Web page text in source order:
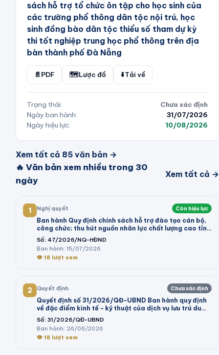
sách hỗ trợ tổ chức ôn tập cho học sinh của
các trường phổ thông dân tộc nội trú, học
sinh đồng bào dân tộc thiểu số tham dự kỳ
thi tốt nghiệp trung học phổ thông trên địa
bàn thành phố Đà Nẵng
📄 PDF 🗺️Lược đồ ⬇️Tải về
Trạng thái:
Chưa xác định
Ngày ban hành:
31/07/2026
Ngày hiệu lực:
10/08/2026
Xem tất cả 85 văn bản →
🔥 Văn bản xem nhiều trong 30
ngày
Xem tất cả →
1 Nghị quyết Còn hiệu lực
Ban hành Quy định chính sách hỗ trợ đào tạo cán bộ,
công chức; thu hút nguồn nhân lực chất lượng cao tỉnh
Vĩnh Long giai đoạn 2026 - 2030
Số: 47/2026/NQ-HĐND
Ban hành: 15/07/2026
👁 18 lượt xem
2 Quyết định Chưa xác định
Quyết định số 31/2026/QĐ-UBND Ban hành quy định
về đặc điểm kinh tế - kỹ thuật của dịch vụ lưu trú du
lịch; dịch vụ tham quan tại khu du lịch thực hiện kê
khai giá trên địa bàn tỉnh Lâm Đồng
Số: 31/2026/QĐ-UBND
Ban hành: 26/06/2026
👁 18 lượt xem